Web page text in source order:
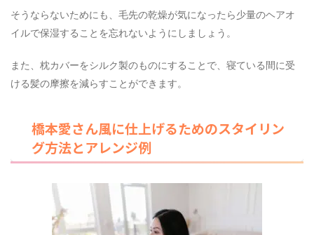
そうならないためにも、毛先の乾燥が気になったら少量のヘアオ
イルで保湿することを忘れないようにしましょう。
また、枕カバーをシルク製のものにすることで、寝ている間に受
ける髪の摩擦を減らすことができます。
橋本愛さん風に仕上げるためのスタイリン
グ方法とアレンジ例